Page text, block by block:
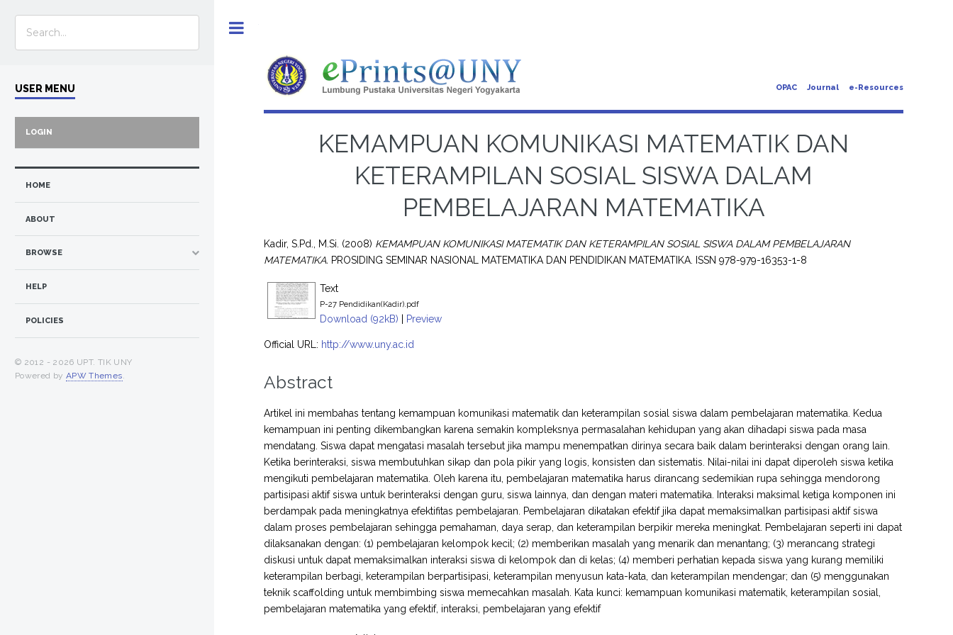
OPAC Journal e-Resources
KEMAMPUAN KOMUNIKASI MATEMATIK DAN
KETERAMPILAN SOSIAL SISWA DALAM
PEMBELAJARAN MATEMATIKA
Kadir, S.Pd., M.Si. (2008) KEMAMPUAN KOMUNIKASI MATEMATIK DAN KETERAMPILAN SOSIAL SISWA DALAM PEMBELAJARAN
MATEMATIKA. PROSIDING SEMINAR NASIONAL MATEMATIKA DAN PENDIDIKAN MATEMATIKA. ISSN 978-979-16353-1-8
Text
P-27 Pendidikan(Kadir).pdf
Download (92kB) | Preview
Official URL: http://www.uny.ac.id
Abstract
Artikel ini membahas tentang kemampuan komunikasi matematik dan keterampilan sosial siswa dalam pembelajaran matematika. Kedua
kemampuan ini penting dikembangkan karena semakin kompleksnya permasalahan kehidupan yang akan dihadapi siswa pada masa
mendatang. Siswa dapat mengatasi masalah tersebut jika mampu menempatkan dirinya secara baik dalam berinteraksi dengan orang lain.
Ketika berinteraksi, siswa membutuhkan sikap dan pola pikir yang logis, konsisten dan sistematis. Nilai-nilai ini dapat diperoleh siswa ketika
mengikuti pembelajaran matematika. Oleh karena itu, pembelajaran matematika harus dirancang sedemikian rupa sehingga mendorong
partisipasi aktif siswa untuk berinteraksi dengan guru, siswa lainnya, dan dengan materi matematika. Interaksi maksimal ketiga komponen ini
berdampak pada meningkatnya efektifitas pembelajaran. Pembelajaran dikatakan efektif jika dapat memaksimalkan partisipasi aktif siswa
dalam proses pembelajaran sehingga pemahaman, daya serap, dan keterampilan berpikir mereka meningkat. Pembelajaran seperti ini dapat
dilaksanakan dengan: (1) pembelajaran kelompok kecil; (2) memberikan masalah yang menarik dan menantang; (3) merancang strategi
diskusi untuk dapat memaksimalkan interaksi siswa di kelompok dan di kelas; (4) memberi perhatian kepada siswa yang kurang memiliki
keterampilan berbagi, keterampilan berpartisipasi, keterampilan menyusun kata-kata, dan keterampilan mendengar; dan (5) menggunakan
teknik scaffolding untuk membimbing siswa memecahkan masalah. Kata kunci: kemampuan komunikasi matematik, keterampilan sosial,
pembelajaran matematika yang efektif, interaksi, pembelajaran yang efektif
USER MENU
LOGIN
HOME
ABOUT
BROWSE
HELP
POLICIES
© 2012 - 2026 UPT. TIK UNY
Powered by APW Themes